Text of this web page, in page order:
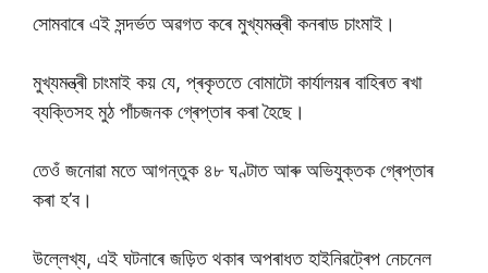
সোমবাৰে এই সন্দৰ্ভত অৱগত কৰে মুখ্যমন্ত্ৰী কনৰাড চাংমাই।
মুখ্যমন্ত্ৰী চাংমাই কয় যে, প্ৰকৃততে বোমাটো কাৰ্যালয়ৰ বাহিৰত ৰখা
ব্যক্তিসহ মুঠ পাঁচজনক গ্ৰেপ্তাৰ কৰা হৈছে।
তেওঁ জনোৱা মতে আগন্তুক ৪৮ ঘণ্টাত আৰু অভিযুক্তক গ্ৰেপ্তাৰ
কৰা হ’ব।
উল্লেখ্য, এই ঘটনাৰে জড়িত থকাৰ অপৰাধত হাইনিৱট্ৰেপ নেচনেল